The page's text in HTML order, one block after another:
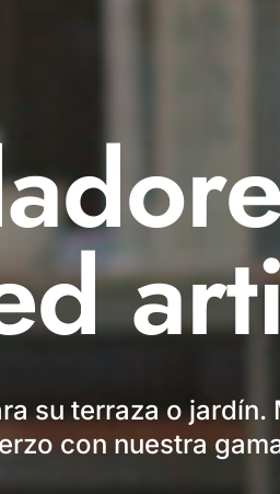
su terraza o
con nuestra